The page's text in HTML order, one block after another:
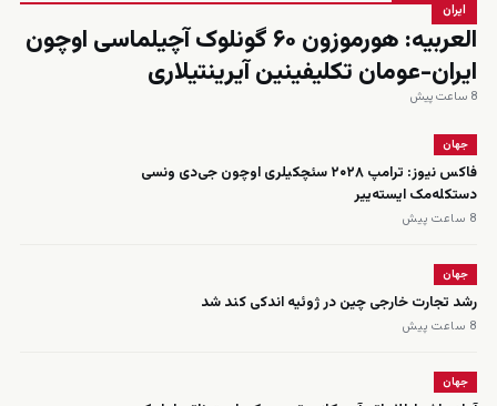
ایران
العربیه: هورموزون ۶۰ گونلوک آچیلماسی اوچون
ایران-عومان تکلیفینین آیرینتیلاری
8 ساعت پیش
جهان
فاکس نیوز: ترامپ ۲۰۲۸ سئچکیلری اوچون جی‌دی ونسی
دستکله‌مک ایسته‌ییر
8 ساعت پیش
جهان
رشد تجارت خارجی چین در ژوئیه اندکی کند شد
8 ساعت پیش
جهان